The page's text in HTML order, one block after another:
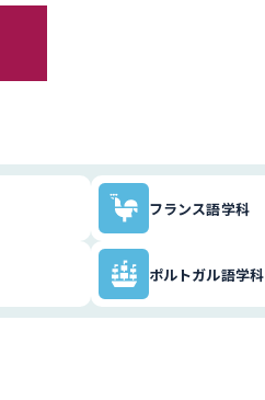
フランス語学科
ポルトガル語学科